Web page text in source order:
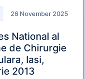
26 November 2025
National al
de Chirurgie
Iasi,
2013